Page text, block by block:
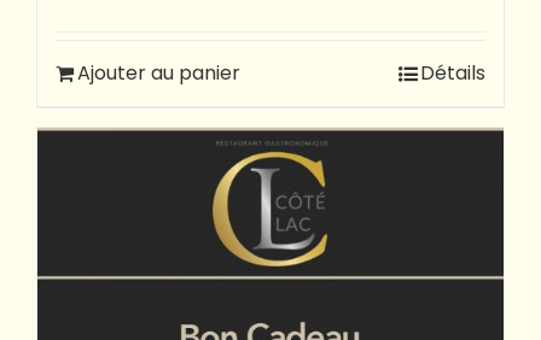
Ajouter au panier Détails